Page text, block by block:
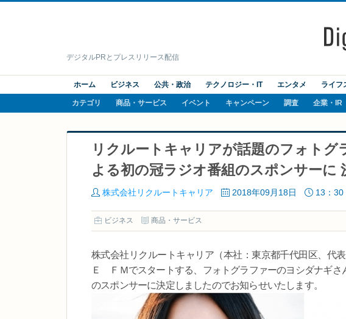
デジタルPRとプレスリリース配信
ホーム ビジネス 公共・政治 テクノロジー・IT エンタメ ライフ
カテゴリ 商品・サービス イベント キャンペーン 調査 企業・IR
リクルートキャリアが話題のフォト
よる初の冠ラジオ番組のスポンサーに
株式会社リクルートキャリア 2018年09月18日 13：30
ビジネス 商品・サービス
株式会社リクルートキャリア（本社：東京都千代田区、代
Ｅ ＦＭでスタートする、フォトグラファーのヨシダナギさ
のスポンサーに決定しましたのでお知らせいたします。